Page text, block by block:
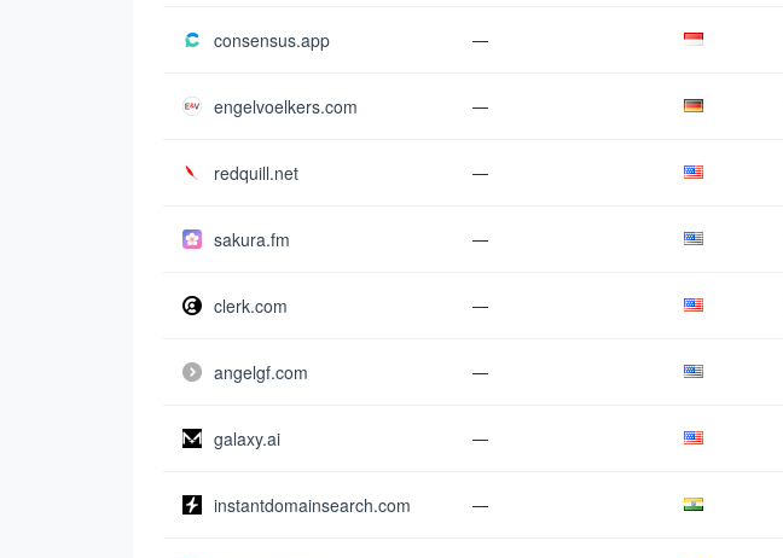
consensus.app —
engelvoelkers.com —
redquill.net —
sakura.fm —
clerk.com —
angelgf.com —
galaxy.ai —
instantdomainsearch.com —